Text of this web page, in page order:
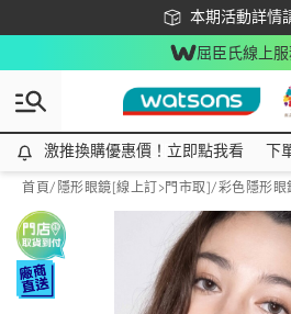
本期活動詳情
下載app最高回
屈臣氏線上
激推換購優惠價！立即點我看
激推換購優惠價！立即點我看 下
首頁/ 隱形眼鏡[線上訂>門市取]/彩色隱形眼